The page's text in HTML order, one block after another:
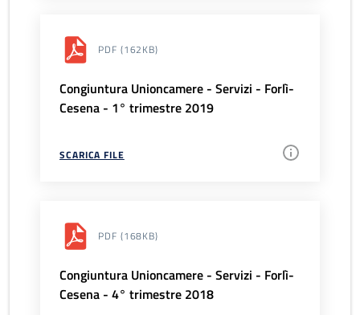
PDF (162KB)
Congiuntura Unioncamere - Servizi - Forlì-
Cesena - 1° trimestre 2019
SCARICA FILE
PDF (168KB)
Congiuntura Unioncamere - Servizi - Forlì-
Cesena - 4° trimestre 2018